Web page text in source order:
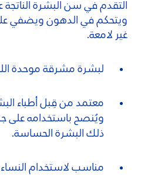
التقدم في سن البشرة
ويتحكم في الدهون ويضفي
غير لامعة.
لبشرة مشرقة موحدة
معتمد من قِبل أطباء
ويُنصح باستخدامه على
ذلك البشرة الحساسة.
مناسب لاستخدام النساء